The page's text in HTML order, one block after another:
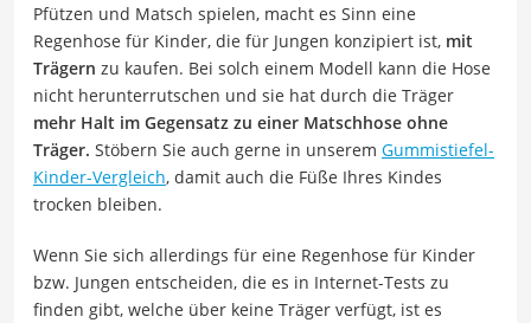
Pfützen und Matsch spielen, macht es Sinn eine
Regenhose für Kinder, die für Jungen konzipiert ist, mit
Trägern zu kaufen. Bei solch einem Modell kann die Hose
nicht herunterrutschen und sie hat durch die Träger
mehr Halt im Gegensatz zu einer Matschhose ohne
Träger. Stöbern Sie auch gerne in unserem Gummistiefel-
Kinder-Vergleich, damit auch die Füße Ihres Kindes
trocken bleiben.
Wenn Sie sich allerdings für eine Regenhose für Kinder
bzw. Jungen entscheiden, die es in Internet-Tests zu
finden gibt, welche über keine Träger verfügt, ist es